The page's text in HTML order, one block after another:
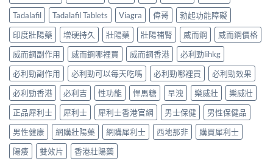
Tadalafil
Tadalafil Tablets Viagra 偉哥
勃起功能障礙
印度壯陽藥
增硬持久 壯陽藥 壯陽補腎 威而鋼
威而鋼價格
威而鋼副作用
威而鋼哪裡買 威而鋼香港
必利勁lihkg
必利勁副作用
必利勁可以每天吃嗎 必利勁哪裡買
必利勁效果
必利勁香港
必利吉 性功能 悍馬糖 早洩 樂威壯
樂威壯
正品犀利士
犀利士 犀利士香港官網 男士保健
男性保健品
男性健康
網購壯陽藥 網購犀利士 西地那非
購買犀利士
陽痿
雙效片 香港壯陽藥